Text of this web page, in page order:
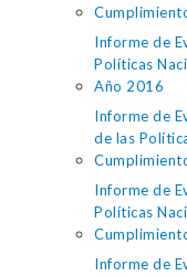
Informe de
Políticas
Año 2016
Informe de
de las
Informe de
Políticas
Informe de